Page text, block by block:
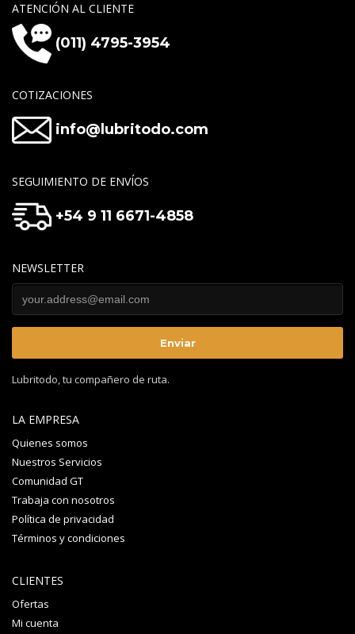
ATENCIÓN AL CLIENTE
(011) 4795-3954
COTIZACIONES
info@lubritodo.com
SEGUIMIENTO DE ENVÍOS
+54 9 11 6671-4858
NEWSLETTER
Lubritodo, tu compañero de ruta.
LA EMPRESA
Quienes somos
Nuestros Servicios
Comunidad GT
Trabaja con nosotros
Política de privacidad
Términos y condiciones
CLIENTES
Ofertas
Mi cuenta